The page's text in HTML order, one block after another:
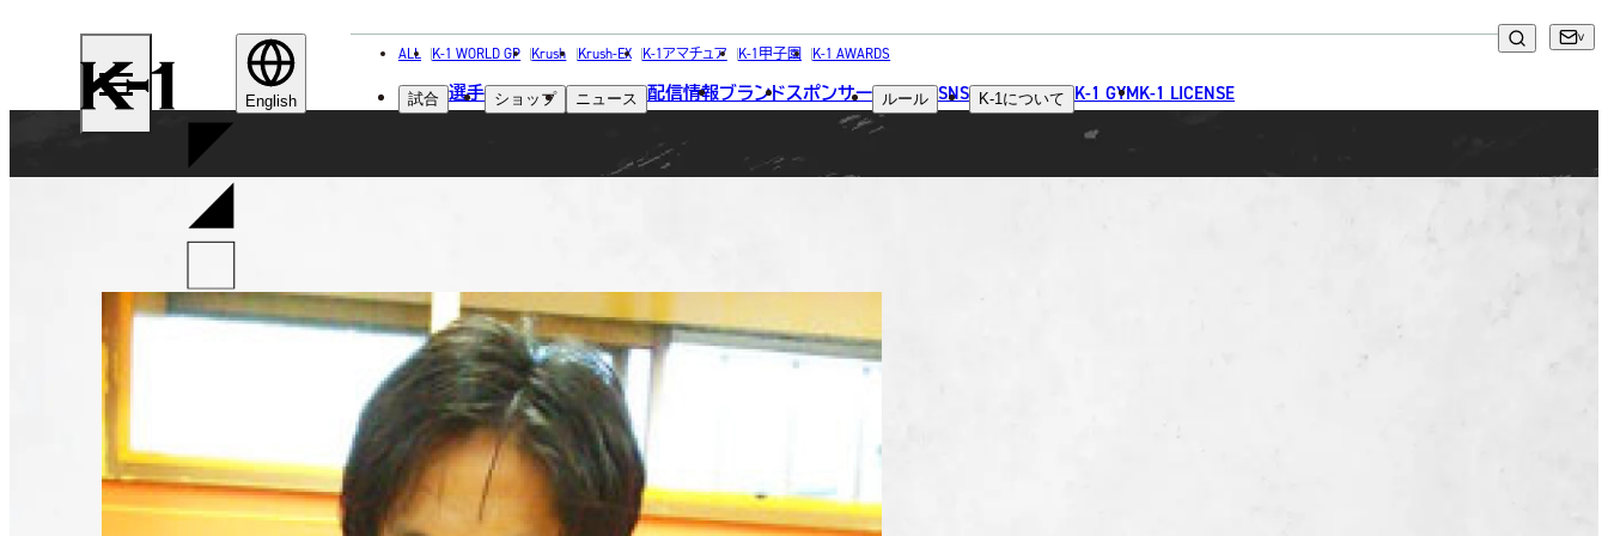
K-
1 English
ALL K-1 WORLD GP Krush Krush-EX K-1アマチュア K-1甲子園 K-1 AWARDS
試合 選手 ショップ ニュース 配信情報ブランドスポンサー ルール SNS K-1 について K-1 GYMK-1 LICENSE
FIGHTER